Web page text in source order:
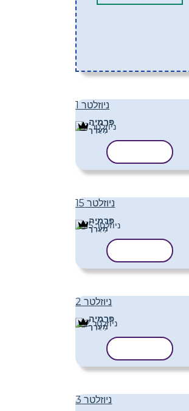
ניוזלטר 1
פּרֶמיָה
מַעֲרָך
ניוזלטר 15
פּרֶמיָה
מַעֲרָך
ניוזלטר 2
פּרֶמיָה
מַעֲרָך
ניוזלטר 3